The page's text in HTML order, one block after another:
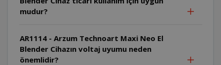
mudur?
AR1114 - Arzum Technoart Maxi Neo El
Blender Cihazın voltaj uyumu neden
önemlidir?